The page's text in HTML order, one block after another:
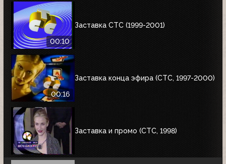
00:10
Заставка СТС (1999-2001)
00:16
Заставка конца эфира (СТС, 1997-2000)
Заставка и промо (СТС, 1998)